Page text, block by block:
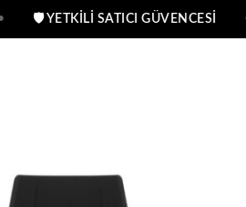
🛡 YETKİLİ SATICI GÜVENCESİ